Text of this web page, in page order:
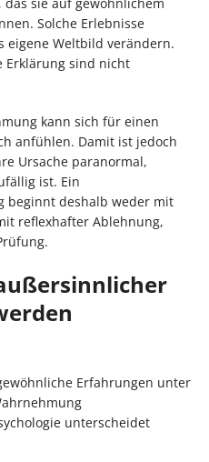
Solche Erlebnisse
eigene Weltbild verändern.
Erklärung sind nicht
kann sich für einen
anfühlen. Damit ist jedoch
Ursache paranormal,
ist. Ein
beginnt deshalb weder mit
reflexhafter Ablehnung,
Erfahrungen unter
unterscheidet